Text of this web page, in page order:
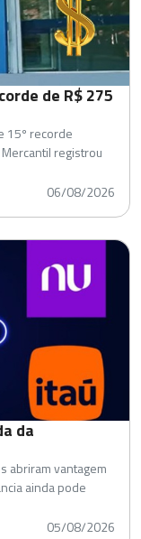
de R$ 275
15º recorde
registrou
06/08/2026
da
abriram vantagem
ainda pode
05/08/2026